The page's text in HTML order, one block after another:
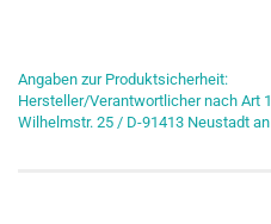
Angaben zur Produktsicherheit:
Hersteller/Verantwortlicher nach Art
Wilhelmstr. 25 / D-91413 Neustadt